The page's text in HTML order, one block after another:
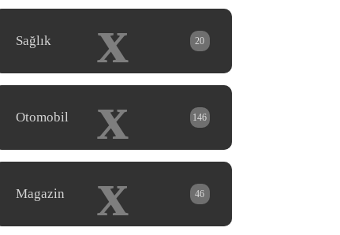
x
Sağlık 20
x
Otomobil 146
x
Magazin 46